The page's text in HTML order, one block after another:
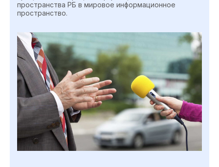
пространства РБ в мировое информационное
пространство.